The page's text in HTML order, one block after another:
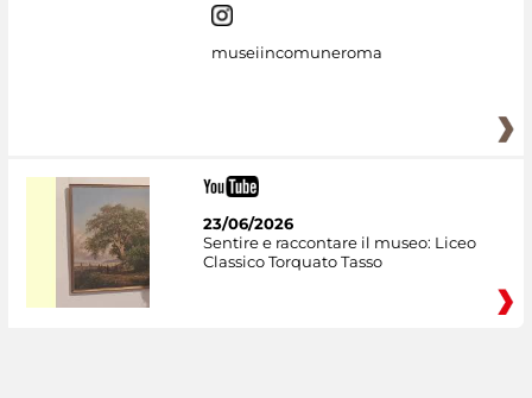
museiincomuneroma
23/06/2026
Sentire e raccontare il museo: Liceo
Classico Torquato Tasso